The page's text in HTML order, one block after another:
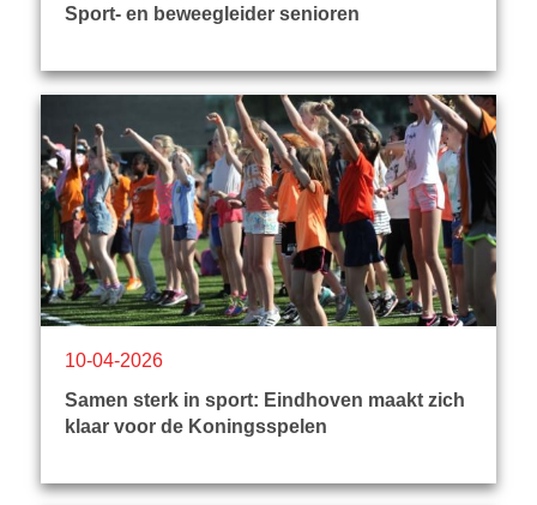
Sport- en beweegleider senioren
Samen sterk in sport: Eindhoven maakt zich
klaar voor de Koningsspelen
10-04-2026